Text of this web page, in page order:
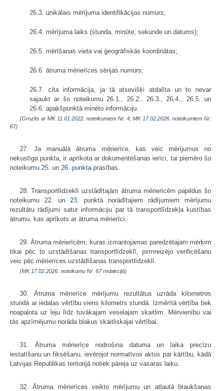
26.3. unikālais mērījuma identifikācijas numurs;
26.4. mērījuma laiks (stunda, minūte, sekunde un datums);
26.5. mērīšanas vieta vai ģeogrāfiskās koordinātas;
26.6. ātruma mērierīces sērijas numurs;
26.7. cita informācija, ja tā atsevišķi atdalīta un to nevar
sajaukt ar šo noteikumu 26.1., 26.2., 26.3., 26.4., 26.5. un
26.6. apakšpunktā minēto informāciju.
(Grozīts ar MK 11.01.2022. noteikumiem Nr. 4; MK 17.02.2026. noteikumiem Nr.
67)
27. Ja manuālā ātruma mērierīce, kas veic mērījumus no
nekustīga punkta, ir aprīkota ar dokumentēšanas ierīci, tai piemēro šo
noteikumu 25. un 26. punkta prasības.
28. Transportlīdzeklī uzstādītajām ātruma mērierīcēm papildus šo
noteikumu 22. un 23.
punktā norādītajiem rādījumiem mērījumu
rezultātu rādījumi satur informāciju par tā transportlīdzekļa kustības
ātrumu, kas aprīkots ar ātruma mērierīci.
29. Ātruma mērierīcēm, kuras izmantojamas paredzētajam mērķim
tikai pēc to uzstādīšanas transportlīdzeklī, pirmreizējo verificēšanu
veic pēc mērierīces uzstādīšanas transportlīdzeklī.
(MK 17.02.2026. noteikumu Nr. 67 redakcijā)
30. Ātruma mērierīce mērījumu rezultātus uzrāda kilometros
stundā ar iedaļas vērtību viens kilometrs stundā. Izmērītā vērtība tiek
noapaļota uz leju līdz tuvākajam veselajam skaitlim. Mērvienību vai
tās apzīmējumu norāda blakus skaitliskajai vērtībai.
31. Ātruma mērierīce nodrošina datuma un laika precīzu
iestatīšanu un fiksēšanu, ievērojot normatīvos aktus par kārtību, kādā
Latvijas Republikas teritorijā notiek pāreja uz vasaras laiku.
32. Ātruma mērierīces veikto mērījumu un atļautā braukšanas